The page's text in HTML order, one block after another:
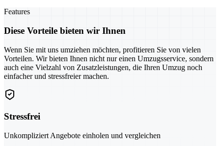
Features
Diese Vorteile bieten wir Ihnen
Wenn Sie mit uns umziehen möchten, profitieren Sie von vielen
Vorteilen. Wir bieten Ihnen nicht nur einen Umzugsservice, sondern
auch eine Vielzahl von Zusatzleistungen, die Ihren Umzug noch
einfacher und stressfreier machen.
Stressfrei
Unkompliziert Angebote einholen und vergleichen